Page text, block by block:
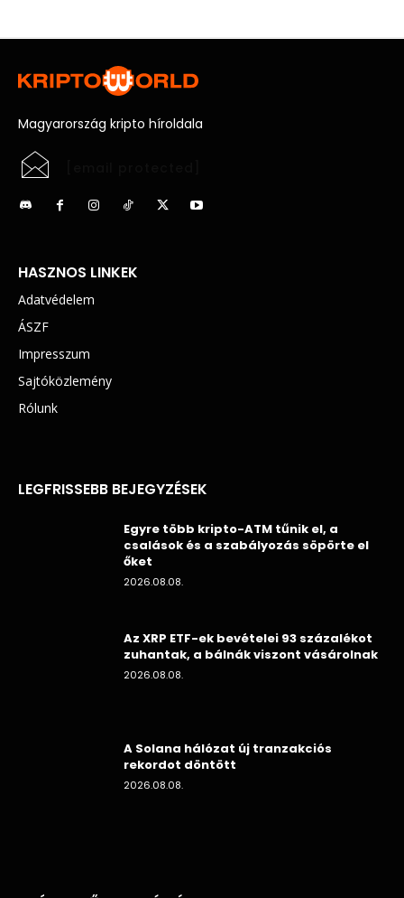
Magyarország kripto híroldala
HASZNOS LINKEK
Adatvédelem
ÁSZF
Impresszum
Sajtóközlemény
Rólunk
LEGFRISSEBB BEJEGYZÉSEK
Egyre több kripto-ATM tűnik el, a
csalások és a szabályozás söpörte el
őket
2026.08.08.
Az XRP ETF-ek bevételei 93 százalékot
zuhantak, a bálnák viszont vásárolnak
2026.08.08.
A Solana hálózat új tranzakciós
rekordot döntött
2026.08.08.